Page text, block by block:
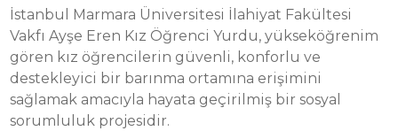
İstanbul Marmara Üniversitesi İlahiyat Fakültesi
Vakfı Ayşe Eren Kız Öğrenci Yurdu, yükseköğrenim
gören kız öğrencilerin güvenli, konforlu ve
destekleyici bir barınma ortamına erişimini
sağlamak amacıyla hayata geçirilmiş bir sosyal
sorumluluk projesidir.